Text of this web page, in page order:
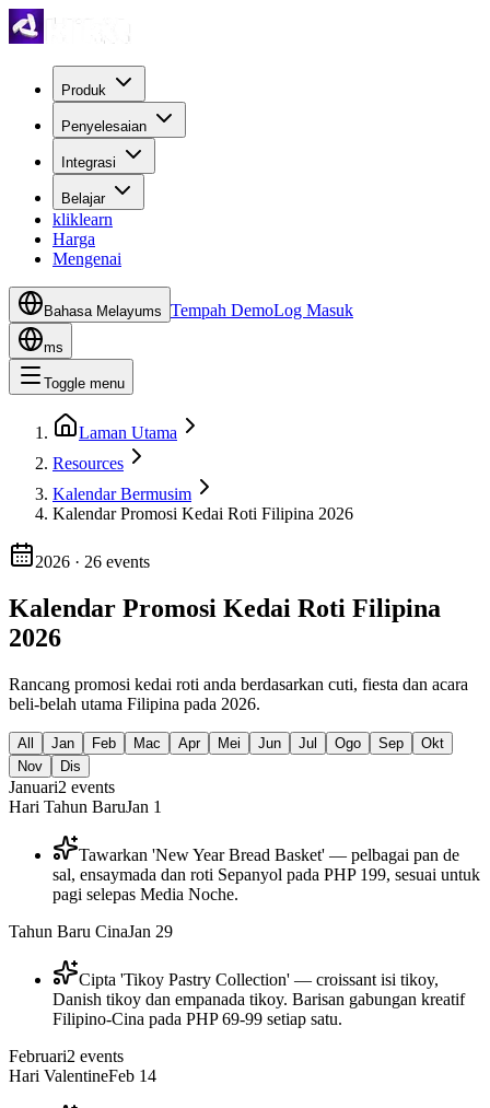
Produk
Penyelesaian
Integrasi
Belajar
kliklearn
Harga
Mengenai
Bahasa Melayums Tempah DemoLog Masuk
ms
Toggle menu
Laman Utama
Resources
Kalendar Bermusim
Kalendar Promosi Kedai Roti Filipina 2026
2026 · 26 events
Kalendar Promosi Kedai Roti Filipina
2026
Rancang promosi kedai roti anda berdasarkan cuti, fiesta dan acara
beli-belah utama Filipina pada 2026.
All Jan Feb Mac Apr Mei Jun Jul Ogo Sep
Okt
Nov
Dis
Januari2 events
Hari Tahun BaruJan 1
Tawarkan 'New Year Bread Basket' — pelbagai pan de
sal, ensaymada dan roti Sepanyol pada PHP 199, sesuai untuk
pagi selepas Media Noche.
Tahun Baru CinaJan 29
Cipta 'Tikoy Pastry Collection' — croissant isi tikoy,
Danish tikoy dan empanada tikoy. Barisan gabungan kreatif
Filipino-Cina pada PHP 69-99 setiap satu.
Februari2 events
Hari ValentineFeb 14